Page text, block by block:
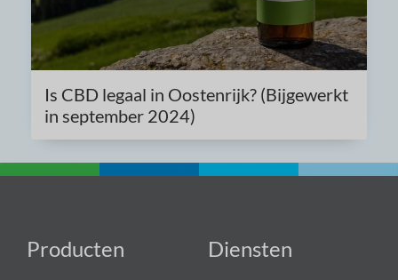
Is CBD legaal in Oostenrijk? (Bijgewerkt
in september 2024)
Producten Diensten